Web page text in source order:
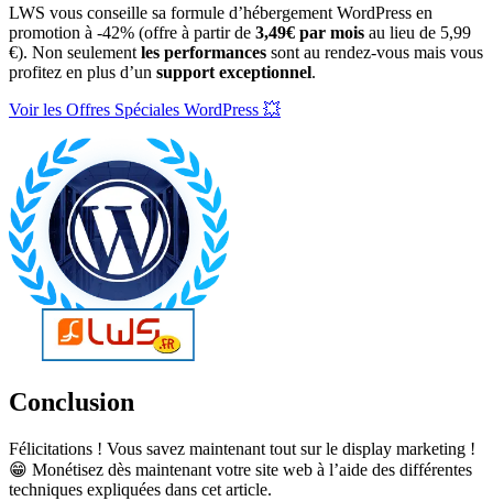
LWS vous conseille sa formule d’hébergement WordPress en
promotion à -42% (offre à partir de 3,49€ par mois au lieu de 5,99
€). Non seulement les performances sont au rendez-vous mais vous
profitez en plus d’un support exceptionnel.
Voir les Offres Spéciales WordPress 💥
Conclusion
Félicitations ! Vous savez maintenant tout sur le display marketing !
😁 Monétisez dès maintenant votre site web à l’aide des différentes
techniques expliquées dans cet article.